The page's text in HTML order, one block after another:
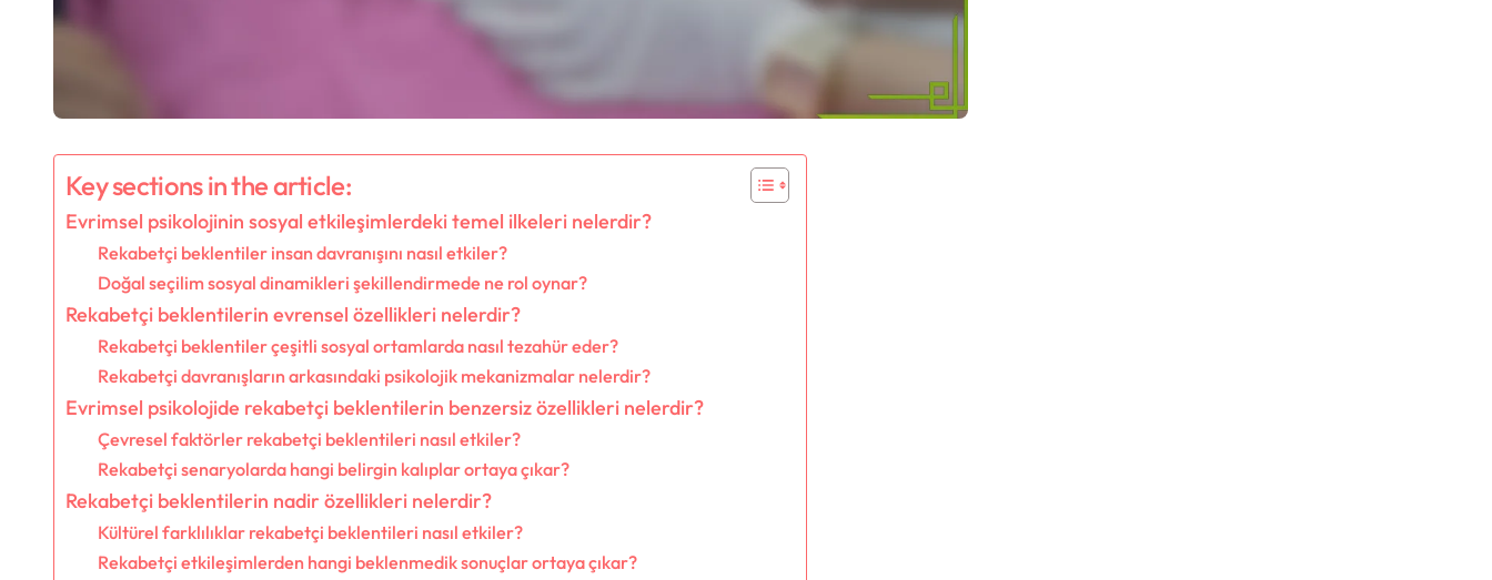
Key sections in the article:
Evrimsel psikolojinin sosyal etkileşimlerdeki temel ilkeleri nelerdir?
Rekabetçi beklentiler insan davranışını nasıl etkiler?
Doğal seçilim sosyal dinamikleri şekillendirmede ne rol oynar?
Rekabetçi beklentilerin evrensel özellikleri nelerdir?
Rekabetçi beklentiler çeşitli sosyal ortamlarda nasıl tezahür eder?
Rekabetçi davranışların arkasındaki psikolojik mekanizmalar nelerdir?
Evrimsel psikolojide rekabetçi beklentilerin benzersiz özellikleri nelerdir?
Çevresel faktörler rekabetçi beklentileri nasıl etkiler?
Rekabetçi senaryolarda hangi belirgin kalıplar ortaya çıkar?
Rekabetçi beklentilerin nadir özellikleri nelerdir?
Kültürel farklılıklar rekabetçi beklentileri nasıl etkiler?
Rekabetçi etkileşimlerden hangi beklenmedik sonuçlar ortaya çıkar?